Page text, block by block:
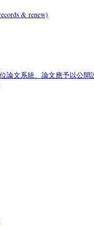
& renew)
論文系統、論文應予以公開